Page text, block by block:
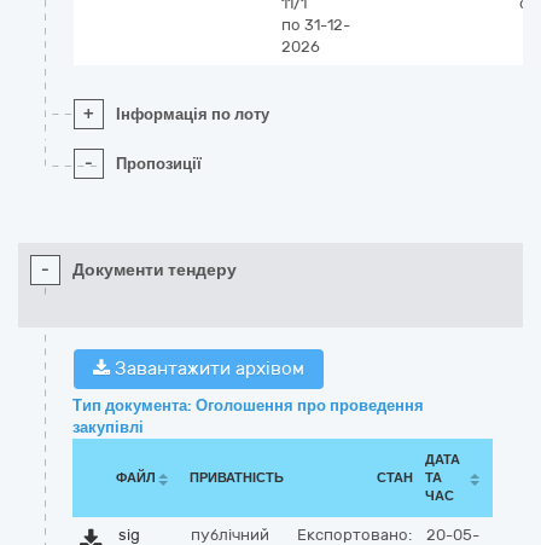
по 31-12-
2026
+ Інформація по лоту
- Пропозиції
- Документи тендеру
Завантажити архівом
Тип документа: Оголошення про проведення
закупівлі
ФАЙЛ ПРИВАТНІСТЬ СТАН
ДАТА
ТА
ЧАС
sig
публічний Експортовано:
20-05-